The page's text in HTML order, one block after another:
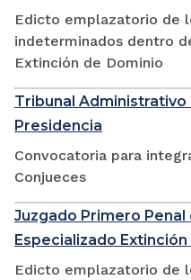
Edicto emplazatorio de
indeterminados dentro
Extinción de Dominio
Tribunal Administrativo
Presidencia
Convocatoria para
Conjueces
Juzgado Primero Penal
Especializado
Edicto emplazatorio de